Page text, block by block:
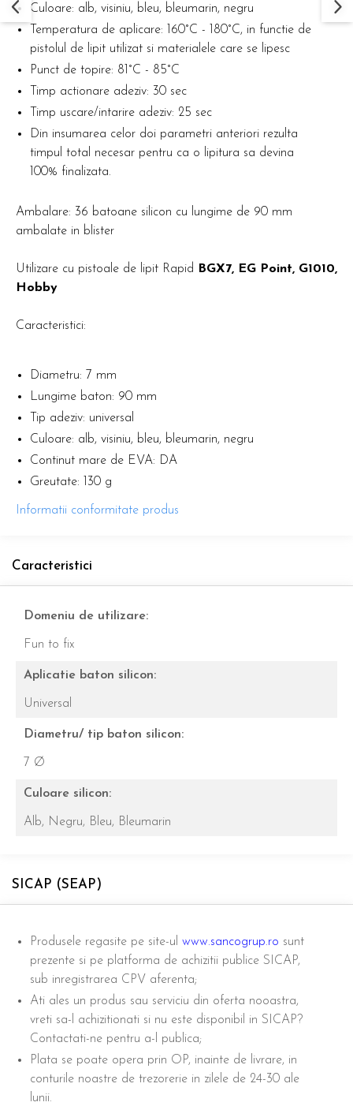
Culoare: alb, visiniu, bleu, bleumarin, negru
Temperatura de aplicare: 160°C - 180°C, in functie de
pistolul de lipit utilizat si materialele care se lipesc
Punct de topire: 81°C - 85°C
Timp actionare adeziv: 30 sec
Timp uscare/intarire adeziv: 25 sec
Din insumarea celor doi parametri anteriori rezulta
timpul total necesar pentru ca o lipitura sa devina
100% finalizata.
Ambalare: 36 batoane silicon cu lungime de 90 mm
ambalate in blister
Utilizare cu pistoale de lipit Rapid
BGX7, EG Point, G1010,
Hobby
Caracteristici:
Diametru: 7 mm
Lungime baton: 90 mm
Tip adeziv: universal
Culoare: alb, visiniu, bleu, bleumarin, negru
Continut mare de EVA: DA
Greutate: 130 g
Informatii conformitate produs
Caracteristici
Domeniu de utilizare:
Fun to fix
Aplicatie baton silicon:
Universal
Diametru/ tip baton silicon:
7 Ø
Culoare silicon:
Alb, Negru, Bleu, Bleumarin
SICAP (SEAP)
Produsele regasite pe site-ul www.sancogrup.ro sunt
prezente si pe platforma de achizitii publice SICAP,
sub inregistrarea CPV aferenta;
Ati ales un produs sau serviciu din oferta nooastra,
vreti sa-l achizitionati si nu este disponibil in SICAP?
Contactati-ne pentru a-l publica;
Plata se poate opera prin OP, inainte de livrare, in
conturile noastre de trezorerie in zilele de 24-30 ale
lunii.